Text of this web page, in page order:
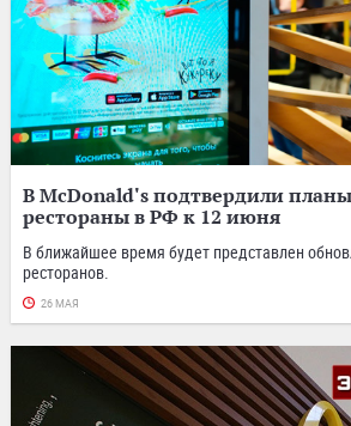
В McDonald's подтвердили
рестораны в РФ к 12 июня
В ближайшее время будет представлен
ресторанов.
26 МАЯ